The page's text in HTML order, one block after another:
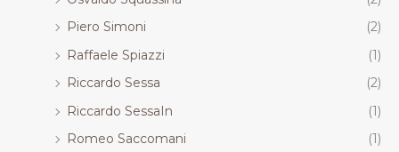
Piero Simoni
(2)
Raffaele Spiazzi
(1)
Riccardo Sessa
(2)
Riccardo SessaIn
(1)
Romeo Saccomani
(1)